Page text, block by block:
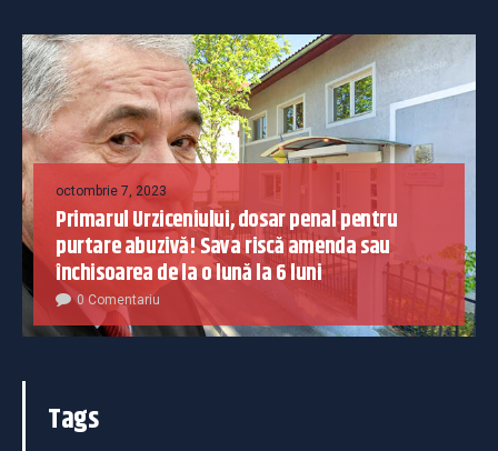
octombrie 7, 2023
Primarul Urziceniului, dosar penal pentru
purtare abuzivă! Sava riscă amenda sau
închisoarea de la o lună la 6 luni
0 Comentariu
Tags